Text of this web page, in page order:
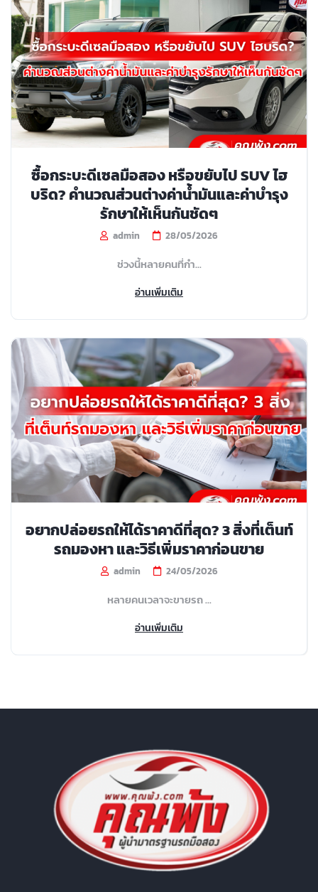
ซื้อกระบะดีเซลมือสอง หรือขยับไป SUV ไฮ
บริด? คำนวณส่วนต่างค่าน้ำมันและค่าบำรุง
รักษาให้เห็นกันชัดๆ
admin 28/05/2026
ช่วงนี้หลายคนที่กำ...
อ่านเพิ่มเติม
อยากปล่อยรถให้ได้ราคาดีที่สุด? 3 สิ่งที่เต็นท์
รถมองหา และวิธีเพิ่มราคาก่อนขาย
admin 24/05/2026
หลายคนเวลาจะขายรถ ...
อ่านเพิ่มเติม